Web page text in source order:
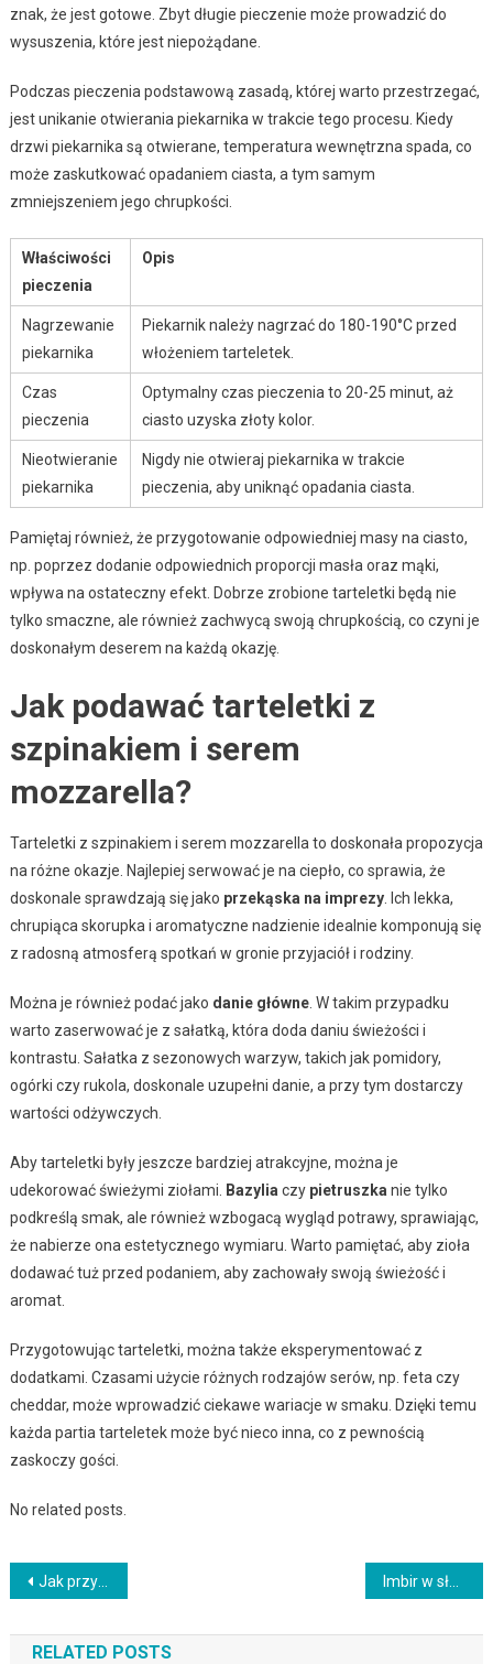
znak, że jest gotowe. Zbyt długie pieczenie może prowadzić do
wysuszenia, które jest niepożądane.
Podczas pieczenia podstawową zasadą, której warto przestrzegać,
jest unikanie otwierania piekarnika w trakcie tego procesu. Kiedy
drzwi piekarnika są otwierane, temperatura wewnętrzna spada, co
może zaskutkować opadaniem ciasta, a tym samym
zmniejszeniem jego chrupkości.
Właściwości
pieczenia
Opis
Nagrzewanie
piekarnika
Piekarnik należy nagrzać do 180-190°C przed
włożeniem tarteletek.
Czas
pieczenia
Optymalny czas pieczenia to 20-25 minut, aż
ciasto uzyska złoty kolor.
Nieotwieranie
piekarnika
Nigdy nie otwieraj piekarnika w trakcie
pieczenia, aby uniknąć opadania ciasta.
Pamiętaj również, że przygotowanie odpowiedniej masy na ciasto,
np. poprzez dodanie odpowiednich proporcji masła oraz mąki,
wpływa na ostateczny efekt. Dobrze zrobione tarteletki będą nie
tylko smaczne, ale również zachwycą swoją chrupkością, co czyni je
doskonałym deserem na każdą okazję.
Jak podawać tarteletki z
szpinakiem i serem
mozzarella?
Tarteletki z szpinakiem i serem mozzarella to doskonała propozycja
na różne okazje. Najlepiej serwować je na ciepło, co sprawia, że
doskonale sprawdzają się jako przekąska na imprezy. Ich lekka,
chrupiąca skorupka i aromatyczne nadzienie idealnie komponują się
z radosną atmosferą spotkań w gronie przyjaciół i rodziny.
Można je również podać jako danie główne. W takim przypadku
warto zaserwować je z sałatką, która doda daniu świeżości i
kontrastu. Sałatka z sezonowych warzyw, takich jak pomidory,
ogórki czy rukola, doskonale uzupełni danie, a przy tym dostarczy
wartości odżywczych.
Aby tarteletki były jeszcze bardziej atrakcyjne, można je
udekorować świeżymi ziołami.
Bazylia czy pietruszka nie tylko
podkreślą smak, ale również wzbogacą wygląd potrawy, sprawiając,
że nabierze ona estetycznego wymiaru. Warto pamiętać, aby zioła
dodawać tuż przed podaniem, aby zachowały swoją świeżość i
aromat.
Przygotowując tarteletki, można także eksperymentować z
dodatkami. Czasami użycie różnych rodzajów serów, np. feta czy
cheddar, może wprowadzić ciekawe wariacje w smaku. Dzięki temu
każda partia tarteletek może być nieco inna, co z pewnością
zaskoczy gości.
No related posts.
Nawigacja
wpisu
Jak przygotować oryginalne mini chlebki z ziołami i serem parmezan Imbir w słoiku
RELATED POSTS